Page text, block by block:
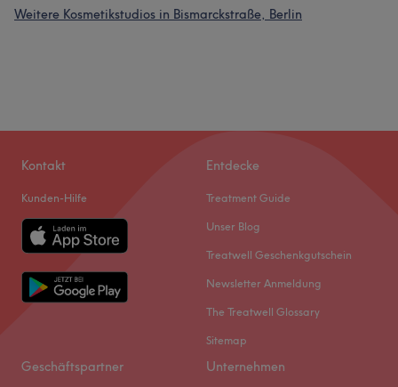
Weitere Kosmetikstudios in Bismarckstraße, Berlin
Kontakt
Kunden-Hilfe
Entdecke
Treatment Guide
Unser Blog
Treatwell Geschenkgutschein
Newsletter Anmeldung
The Treatwell Glossary
Sitemap
Geschäftspartner Unternehmen